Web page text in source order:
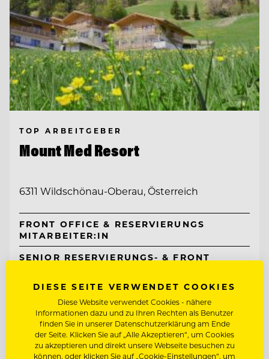
TOP ARBEITGEBER
Mount Med Resort
6311 Wildschönau-Oberau, Österreich
FRONT OFFICE & RESERVIERUNGS
MITARBEITER:IN
SENIOR RESERVIERUNGS- & FRONT
Entdecke alle Jobs
DIESE SEITE VERWENDET COOKIES
Diese Website verwendet Cookies - nähere
Informationen dazu und zu Ihren Rechten als Benutzer
finden Sie in unserer Datenschutzerklärung am Ende
der Seite. Klicken Sie auf „Alle Akzeptieren“, um Cookies
zu akzeptieren und direkt unsere Webseite besuchen zu
können, oder klicken Sie auf „Cookie-Einstellungen“, um